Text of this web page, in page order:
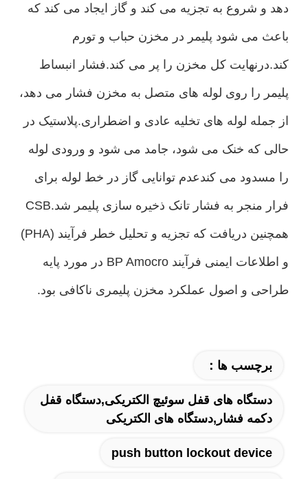
دهد و شروع به تجزیه می کند و گاز ایجاد می کند که
باعث می شود پلیمر در مخزن حباب و تورم
کند.درنهایت کل مخزن را پر می کند.فشار انبساط
پلیمر را روی لوله های متصل به مخزن فشار می دهد،
از جمله لوله های تخلیه عادی و اضطراری.پلاستیک در
حالی که خنک می شود، جامد می شود و ورودی لوله
را مسدود می کندعدم توانایی گاز در خط لوله برای
فرار منجر به فشار تانک ذخیره سازی پلیمر شد.CSB
همچنین دریافت که تجزیه و تحلیل خطر فرآیند (PHA)
و اطلاعات ایمنی فرآیند BP Amocro در مورد پایه
طراحی و اصول عملکرد مخزن پلیمری ناکافی بود.
برچسب ها：
دستگاه های قفل سوئیچ الکتریکی,دستگاه قفل
دکمه فشار,دستگاه های الکتریکی
push button lockout device